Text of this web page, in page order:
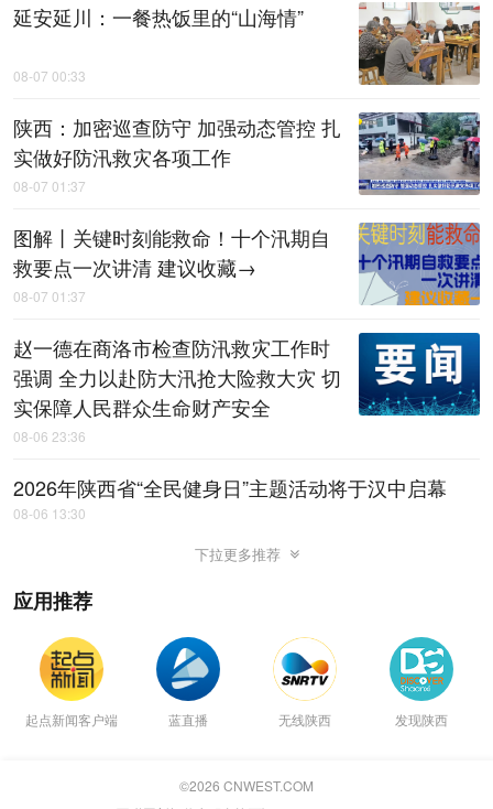
延安延川：一餐热饭里的“山海情”
08-07 00:33
陕西：加密巡查防守 加强动态管控 扎
实做好防汛救灾各项工作
08-07 01:37
图解丨关键时刻能救命！十个汛期自
救要点一次讲清 建议收藏→
08-07 01:37
赵一德在商洛市检查防汛救灾工作时
强调 全力以赴防大汛抢大险救大灾 切
实保障人民群众生命财产安全
08-06 23:36
2026年陕西省“全民健身日”主题活动将于汉中启幕
08-06 13:30
下拉更多推荐
应用推荐
起点新闻客户端 蓝直播 无线陕西 发现陕西
©2026 CNWEST.COM